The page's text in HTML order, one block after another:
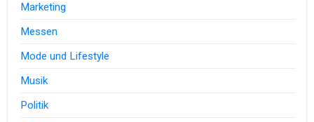
Marketing
Messen
Mode und Lifestyle
Musik
Politik